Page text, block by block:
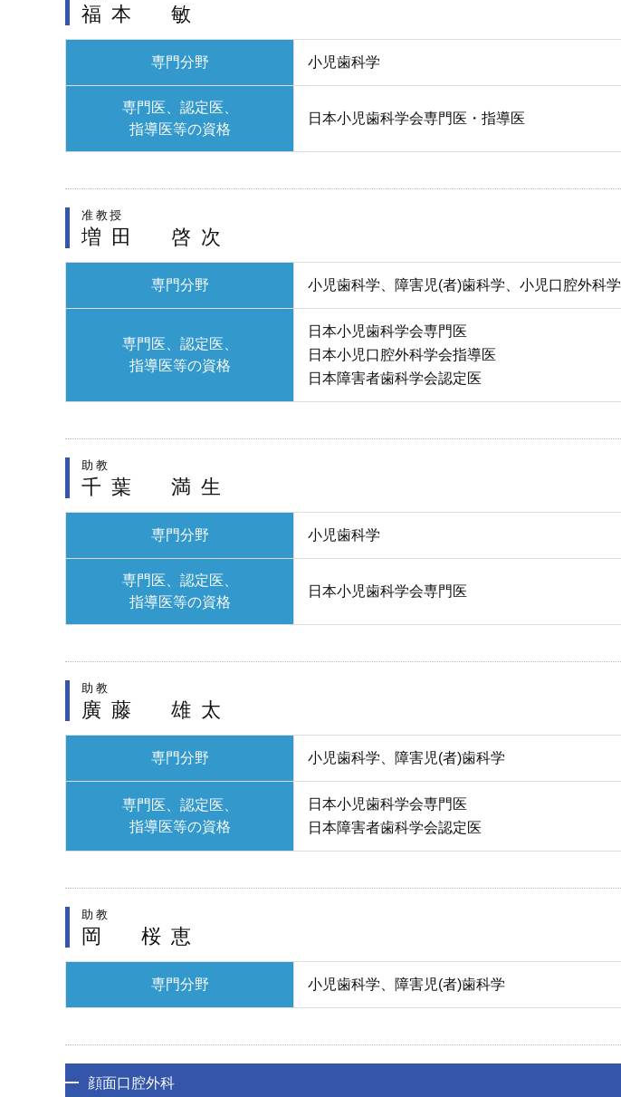
福本 敏
専門分野 小児歯科学
専門医、認定医、
指導医等の資格
日本小児歯科学会専門医・指導医
准教授
増田 啓次
専門分野 小児歯科学、障害児(者)歯科学、小児口腔外科学
専門医、認定医、
指導医等の資格
日本小児歯科学会専門医
日本小児口腔外科学会指導医
日本障害者歯科学会認定医
助教
千葉 満生
専門分野 小児歯科学
専門医、認定医、
指導医等の資格
日本小児歯科学会専門医
助教
廣藤 雄太
専門分野 小児歯科学、障害児(者)歯科学
専門医、認定医、
指導医等の資格
日本小児歯科学会専門医
日本障害者歯科学会認定医
助教
岡 桜恵
専門分野 小児歯科学、障害児(者)歯科学
顔面口腔外科